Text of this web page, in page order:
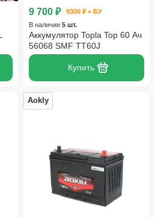
9 700 ₽
9300 ₽ + БУ
В наличии 5 шт.
Аккумулятор Topla Top 60 Ач
56068 SMF TT60J
Купить
Aokly